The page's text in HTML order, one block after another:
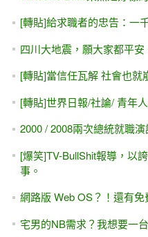
[ASP.NET Core MVC] 三小
Scalar ,測試WebAPI的好工
[ASP.NET MVC + WebAPI]
Core 6.0起 ~ 8.0, 9.0版)